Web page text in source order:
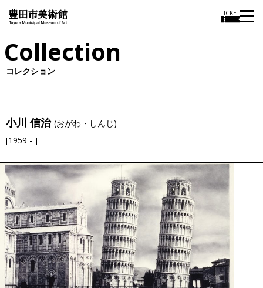
TICKET
Collection
コレクション
小川 信治 (おがわ・しんじ)
[1959 - ]